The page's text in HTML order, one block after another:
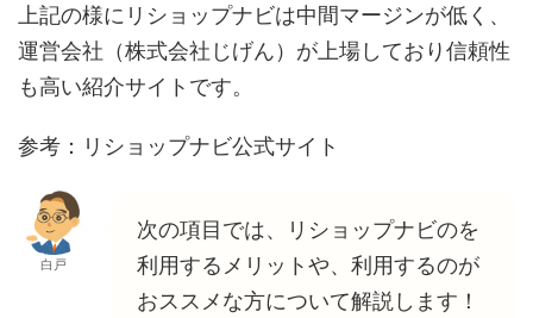
上記の様にリショップナビは中間マージンが低く、
運営会社（株式会社じげん）が上場しており信頼性
も高い紹介サイトです。
参考：リショップナビ公式サイト
白戸
次の項目では、リショップナビのを
利用するメリットや、利用するのが
おススメな方について解説します！